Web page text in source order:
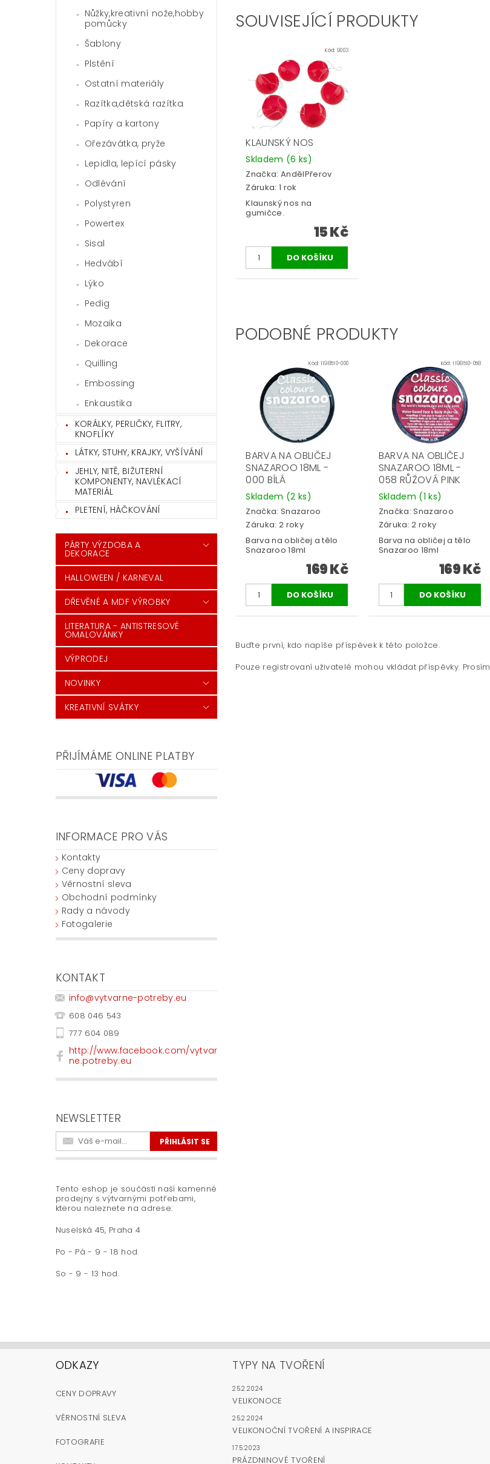
Nůžky,kreativní nože,hobby
pomůcky
Šablony
Plstění
Ostatní materiály
Razítka,dětská razítka
Papíry a kartony
Ořezávátka, pryže
Lepidla, lepící pásky
Odlévání
Polystyren
Powertex
Sisal
Hedvábí
Lýko
Pedig
Mozaika
Dekorace
Quilling
Embossing
Enkaustika
KORÁLKY, PERLIČKY, FLITRY,
KNOFLÍKY
LÁTKY, STUHY, KRAJKY, VYŠÍVÁNÍ
JEHLY, NITĚ, BIŽUTERNÍ
KOMPONENTY, NAVLÉKACÍ
MATERIÁL
PLETENÍ, HÁČKOVÁNÍ
PÁRTY VÝZDOBA A
DEKORACE
HALLOWEEN / KARNEVAL
DŘEVĚNÉ A MDF VÝROBKY
LITERATURA - ANTISTRESOVÉ
OMALOVÁNKY
VÝPRODEJ
NOVINKY
KREATIVNÍ SVÁTKY
PŘIJÍMÁME ONLINE PLATBY
INFORMACE PRO VÁS
Kontakty
Ceny dopravy
Věrnostní sleva
Obchodní podmínky
Rady a návody
Fotogalerie
KONTAKT
info@vytvarne-potreby.eu
608 046 543
777 604 089
http://www.facebook.com/vytvar
ne.potreby.eu
NEWSLETTER
Tento eshop je součástí naší kamenné
prodejny s výtvarnými potřebami,
kterou naleznete na adrese:
Nuselská 45, Praha 4
Po - Pá - 9 - 18 hod.
So - 9 - 13 hod.
SOUVISEJÍCÍ PRODUKTY
Kód:9003
KLAUNSKÝ NOS
Skladem (6 ks)
Značka: AndělPřerov
Záruka: 1 rok
Klaunský nos na
gumičce.
15 Kč
PODOBNÉ PRODUKTY
Kód: 1198510-000
BARVA NA OBLIČEJ
SNAZAROO 18ML -
000 BÍLÁ
Skladem (2 ks)
Značka: Snazaroo
Záruka: 2 roky
Barva na obličej a tělo
Snazaroo 18ml
169 Kč
Kód:1198510-058
BARVA NA OBLIČEJ
SNAZAROO 18ML -
058 RŮŽOVÁ PINK
Skladem (1 ks)
Značka:Snazaroo
Záruka: 2 roky
Barva na obličej a tělo
Snazaroo 18ml
169 Kč
Buďte první, kdo napíše příspěvek k této položce.
Pouze registrovaní uživatelé mohou vkládat příspěvky. Prosím
ODKAZY
CENY DOPRAVY
VĚRNOSTNÍ SLEVA
FOTOGRAFIE
TYPY NA TVOŘENÍ
25.2.2024
VELIKONOCE
25.2.2024
VELIKONOČNÍ TVOŘENÍ A INSPIRACE
17.5.2023
PRÁZDNINOVÉ TVOŘENÍ